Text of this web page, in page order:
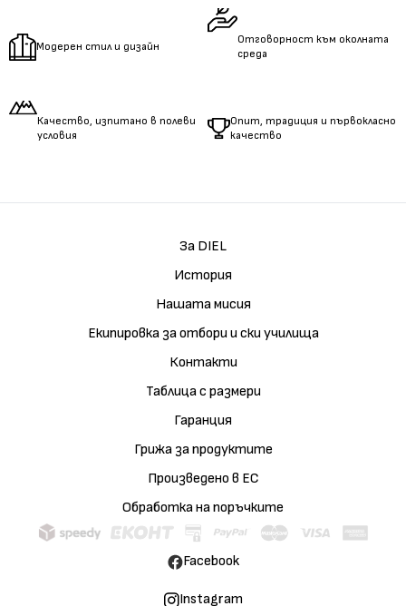
Модерен стил и дизайн
Отговорност към околната
среда
Качество, изпитано в полеви
условия
Опит, традиция и първокласно
качество
За DIEL
История
Нашата мисия
Екипировка за отбори и ски училища
Контакти
Таблица с размери
Гаранция
Грижа за продуктите
Произведено в ЕС
Обработка на поръчките
Facebook
Instagram